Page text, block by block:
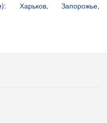
Харьков, Запорожье,